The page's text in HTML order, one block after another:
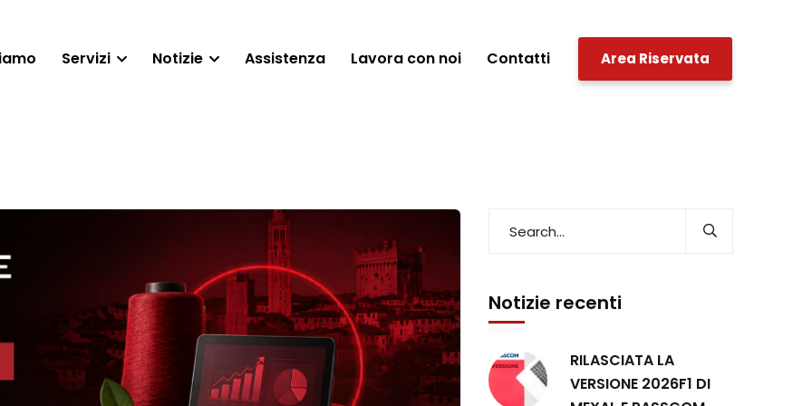
Servizi Notizie Assistenza Lavora con noi Contatti Area Riservata
Notizie recenti
RILASCIATA LA
VERSIONE 2026F1 DI